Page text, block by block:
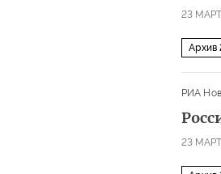
23
Архив
РИА
23